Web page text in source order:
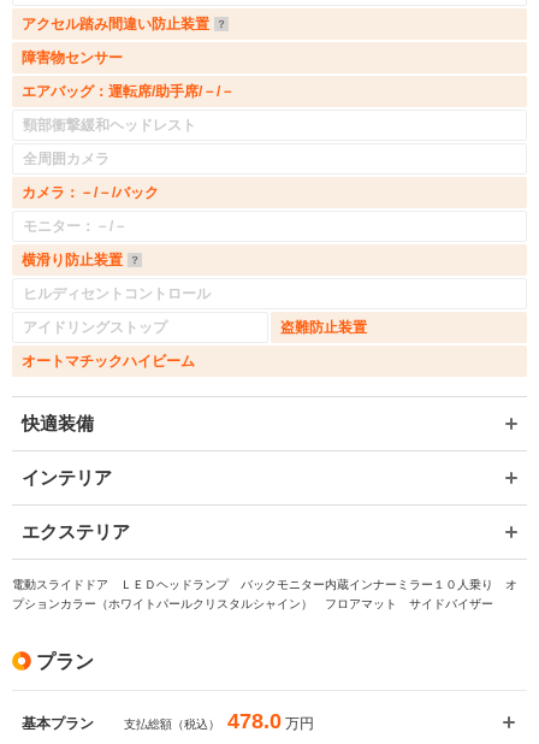
アクセル踏み間違い防止装置
障害物センサー
エアバッグ：運転席/助手席/－/－
頸部衝撃緩和ヘッドレスト
全周囲カメラ
カメラ：－/－/バック
モニター：－/－
横滑り防止装置
ヒルディセントコントロール
アイドリングストップ
盗難防止装置
オートマチックハイビーム
快適装備
インテリア
エクステリア
電動スライドドア ＬＥＤヘッドランプ バックモニター内蔵インナーミラー１０人乗り オ
プションカラー（ホワイトパールクリスタルシャイン） フロアマット サイドバイザー
プラン
基本プラン 支払総額（税込） 478.0 万円